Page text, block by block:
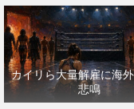
カイリら大量解雇に海
悲鳴